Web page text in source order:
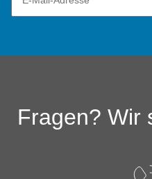
Fragen? Wir